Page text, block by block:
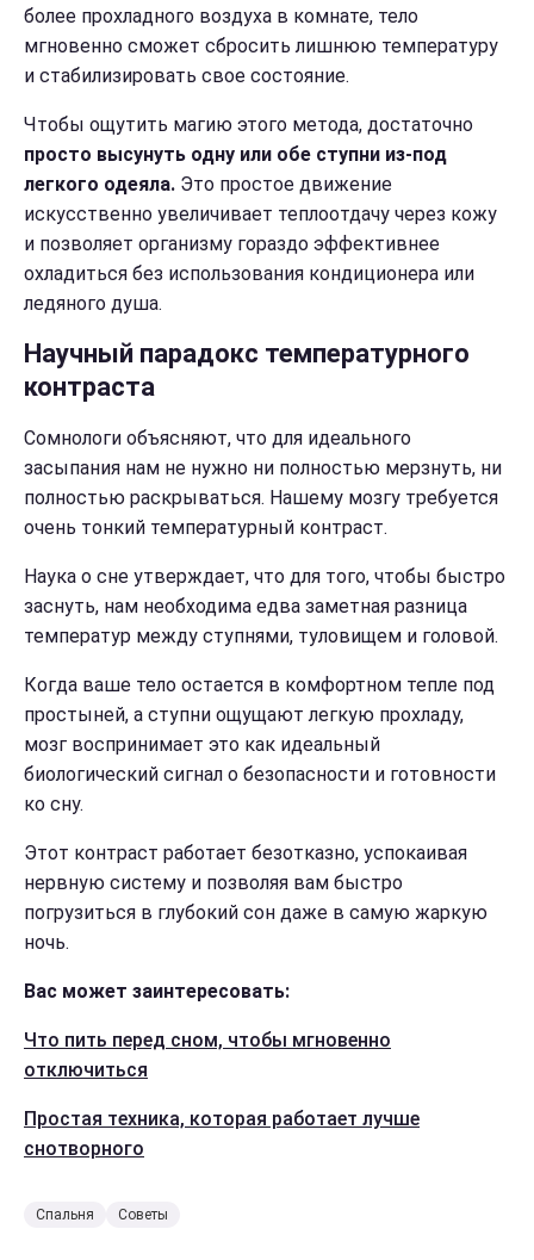
более прохладного воздуха в комнате, тело
мгновенно сможет сбросить лишнюю температуру
и стабилизировать свое состояние.
Чтобы ощутить магию этого метода, достаточно
просто высунуть одну или обе ступни из-под
легкого одеяла. Это простое движение
искусственно увеличивает теплоотдачу через кожу
и позволяет организму гораздо эффективнее
охладиться без использования кондиционера или
ледяного душа.
Научный парадокс температурного
контраста
Сомнологи объясняют, что для идеального
засыпания нам не нужно ни полностью мерзнуть, ни
полностью раскрываться. Нашему мозгу требуется
очень тонкий температурный контраст.
Наука о сне утверждает, что для того, чтобы быстро
заснуть, нам необходима едва заметная разница
температур между ступнями, туловищем и головой.
Когда ваше тело остается в комфортном тепле под
простыней, а ступни ощущают легкую прохладу,
мозг воспринимает это как идеальный
биологический сигнал о безопасности и готовности
ко сну.
Этот контраст работает безотказно, успокаивая
нервную систему и позволяя вам быстро
погрузиться в глубокий сон даже в самую жаркую
ночь.
Вас может заинтересовать:
Что пить перед сном, чтобы мгновенно
отключиться
Простая техника, которая работает лучше
снотворного
Спальня Советы